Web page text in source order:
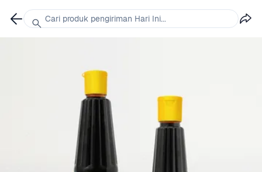
Cari produk pengiriman Hari Ini...